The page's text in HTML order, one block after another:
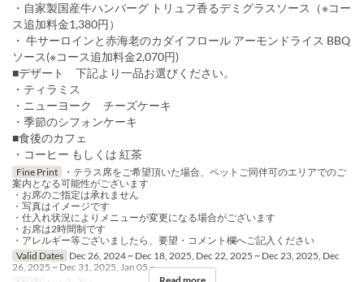
・自家製国産牛ハンバーグ トリュフ香るデミグラスソース（※コー
ス追加料金1,380円）
・ 牛サーロインと赤海老のカダイフロール アーモンドライス BBQ
ソース(※コース追加料金2,070円)
■デザート 下記より一品お選びください。
・ティラミス
・ニューヨーク チーズケーキ
・季節のシフォンケーキ
■食後のカフェ
・コーヒー もしくは 紅茶
Fine Print
・テラス席をご希望頂いた場合、ペットご同伴可のエリアでのご
案内となる可能性がございます
・お席のご指定は承れません
・写真はイメージです
・仕入れ状況によりメニューが変更になる場合がございます
・お席は2時間制です
・アレルギー等ございましたら、要望・コメント欄へご記入ください
Valid Dates Dec 26, 2024 ~ Dec 18, 2025, Dec 22, 2025 ~ Dec 23, 2025, Dec
26, 2025 ~ Dec 31, 2025, Jan 05 ~